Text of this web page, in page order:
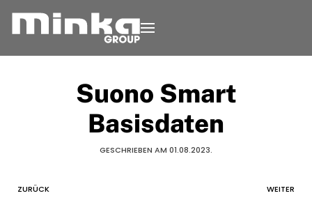
Zum Inhalt springen
Suono Smart
Basisdaten
GESCHRIEBEN AM 01.08.2023.
ZURÜCK WEITER